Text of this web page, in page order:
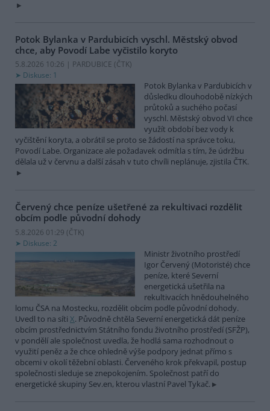
Potok Bylanka v Pardubicích vyschl. Městský obvod
chce, aby Povodí Labe vyčistilo koryto
5.8.2026 10:26 | PARDUBICE (ČTK)
Diskuse: 1
Potok Bylanka v Pardubicích v
důsledku dlouhodobě nízkých
průtoků a suchého počasí
vyschl. Městský obvod VI chce
využít období bez vody k
vyčištění koryta, a obrátil se proto se žádostí na správce toku,
Povodí Labe. Organizace ale požadavek odmítla s tím, že údržbu
dělala už v červnu a další zásah v tuto chvíli neplánuje, zjistila ČTK.
Červený chce peníze ušetřené za rekultivaci rozdělit
obcím podle původní dohody
5.8.2026 01:29 (ČTK)
Diskuse: 2
Ministr životního prostředí
Igor Červený (Motoristé) chce
peníze, které Severní
energetická ušetřila na
rekultivacích hnědouhelného
lomu ČSA na Mostecku, rozdělit obcím podle původní dohody.
Uvedl to na síti X. Původně chtěla Severní energetická dát peníze
obcím prostřednictvím Státního fondu životního prostředí (SFŽP),
v pondělí ale společnost uvedla, že hodlá sama rozhodnout o
využití peněz a že chce ohledně výše podpory jednat přímo s
obcemi v okolí těžební oblasti. Červeného krok překvapil, postup
společnosti sleduje se znepokojením. Společnost patří do
energetické skupiny Sev.en, kterou vlastní Pavel Tykač.